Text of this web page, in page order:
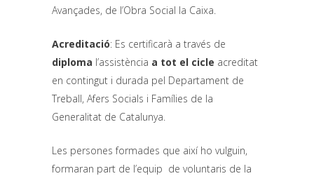
Avançades, de l’Obra Social la Caixa.
Acreditació: Es certificarà a través de
diploma l’assistència a tot el cicle acreditat
en contingut i durada pel Departament de
Treball, Afers Socials i Famílies de la
Generalitat de Catalunya.
Les persones formades que així ho vulguin,
formaran part de l’equip de voluntaris de la